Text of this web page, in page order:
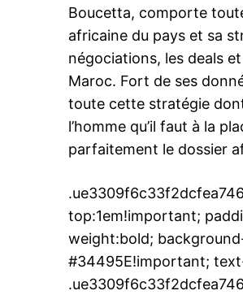
Boucetta, comporte
africaine du pays et sa
négociations, les deals
Maroc. Fort de ses
toute cette stratégie
l’homme qu’il faut à la
parfaitement le dossier
top:1em!important;
weight:bold;
#34495E!important;